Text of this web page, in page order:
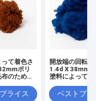
て着色さ
ポリ
のための
ライス
開放端の回転の
1.4d X 38mm
塗料によって染
を鳴らす
ベストプラ